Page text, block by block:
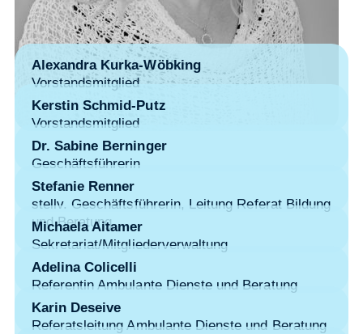
Alexandra Kurka-Wöbking
Vorstandsmitglied
Kerstin Schmid-Putz
Vorstandsmitglied
Dr. Sabine Berninger
Geschäftsführerin
Stefanie Renner
stellv. Geschäftsführerin, Leitung Referat Bildung
und Beratung
Michaela Aitamer
Sekretariat/Mitgliederverwaltung
Adelina Colicelli
Referentin Ambulante Dienste und Beratung
Karin Deseive
Referatsleitung Ambulante Dienste und Beratung